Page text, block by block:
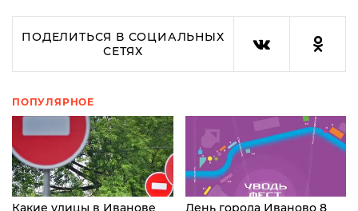
ПОДЕЛИТЬСЯ В СОЦИАЛЬНЫХ
СЕТЯХ
ПОПУЛЯРНОЕ
Какие улицы в Иванове
День города Иваново 8